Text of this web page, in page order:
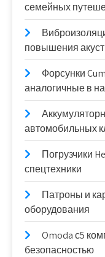
семейных
повышения
Форсунки
аналогичные в
автомобильных
Погрузчики
спецтехники
Патроны и
оборудования
Omoda с5
безопасностью